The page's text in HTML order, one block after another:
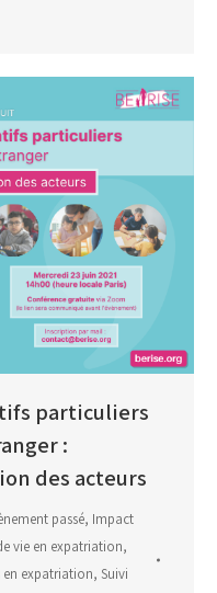
particuliers
:
des acteurs
passé, Impact
vie en expatriation,
en expatriation, Suivi